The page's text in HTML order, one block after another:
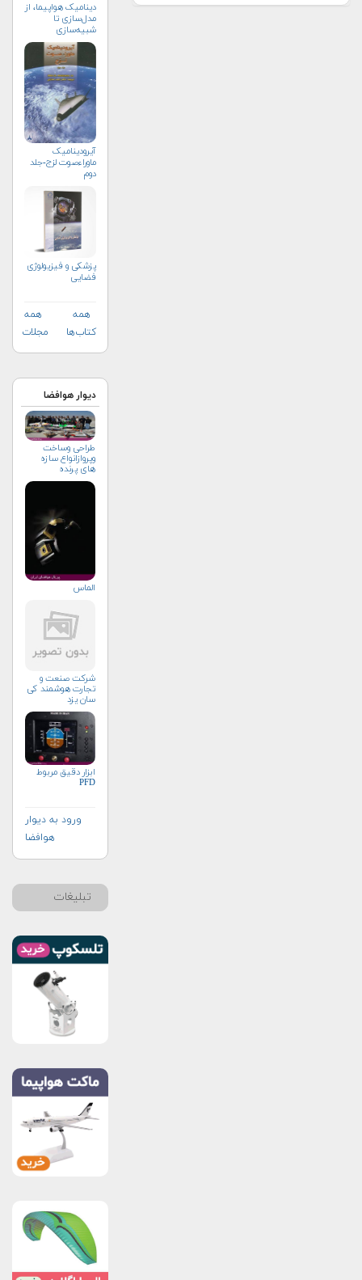
دینامیک هواپیما، از
مدل‌سازی تا
شبیه‌سازی
آیرودینامیک
ماوراءصوت لزج-جلد
دوم
پزشکی و فیزیولوژی
فضایی
همه
کتاب‌ها
همه
مجلات
دیوار هوافضا
طراحی وساخت
وپروازانواع سازه
های پرنده
الماس
شرکت صنعت و
تجارت هوشمند کی
سان یزد
ابزار دقیق مربوط
PFD
ورود به دیوار
هوافضا
تبلیغات